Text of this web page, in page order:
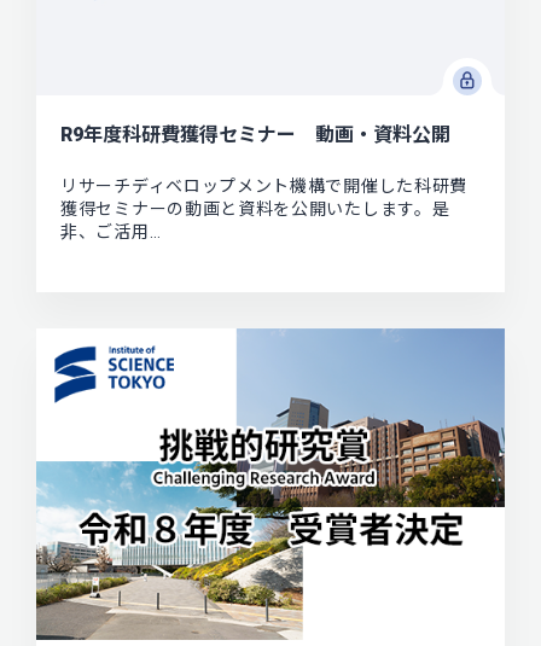
R9年度科研費獲得セミナー 動画・資料公開
リサーチディベロップメント機構で開催した科研費
獲得セミナーの動画と資料を公開いたします。是
非、ご活用…